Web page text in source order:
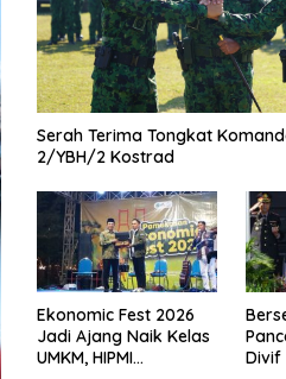
Serah Terima Tongkat
2/YBH/2 Kostrad
Ekonomic Fest 2026
Jadi Ajang Naik Kelas
UMKM, HIPMI
Divif